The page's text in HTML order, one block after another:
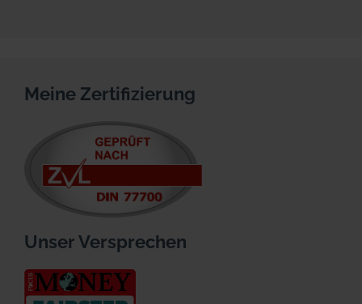
Meine Zertifizierung
Unser Versprechen